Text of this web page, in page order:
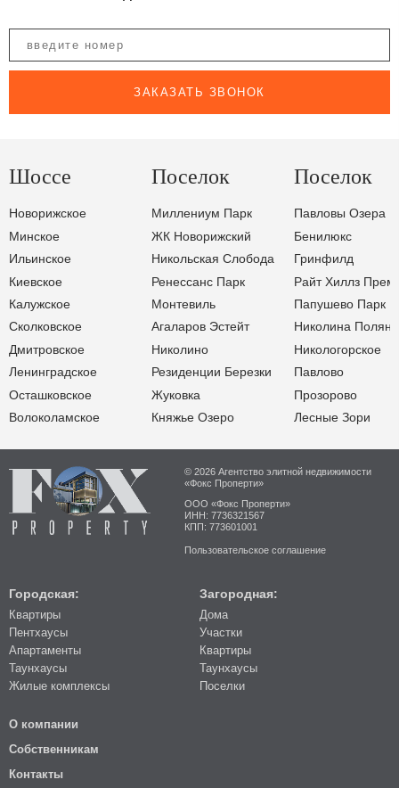
ЗАКАЗАТЬ ЗВОНОК
Шоссе
Новорижское
Минское
Ильинское
Киевское
Калужское
Сколковское
Дмитровское
Ленинградское
Осташковское
Волоколамское
Поселок
Миллениум Парк
ЖК Новорижский
Никольская Слобода
Ренессанс Парк
Монтевиль
Агаларов Эстейт
Николино
Резиденции Березки
Жуковка
Княжье Озеро
Поселок
Павловы Озера
Бенилюкс
Гринфилд
Райт Хиллз
Папушево Парк
Николина Поляна
Никологорское
Павлово
Прозорово
Лесные Зори
© 2026 Агентство элитной недвижимости
«Фокс Проперти»
ООО «Фокс Проперти»
ИНН: 7736321567
КПП: 773601001
Пользовательское соглашение
Городская:
Квартиры
Пентхаусы
Апартаменты
Таунхаусы
Жилые комплексы
Загородная:
Дома
Участки
Квартиры
Таунхаусы
Поселки
О компании
Собственникам
Контакты